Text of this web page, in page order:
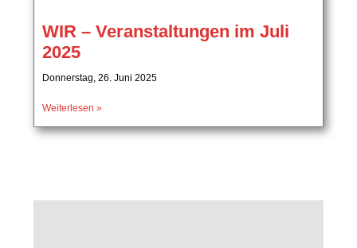
WIR – Veranstaltungen im Juli
2025
Donnerstag, 26. Juni 2025
Weiterlesen »